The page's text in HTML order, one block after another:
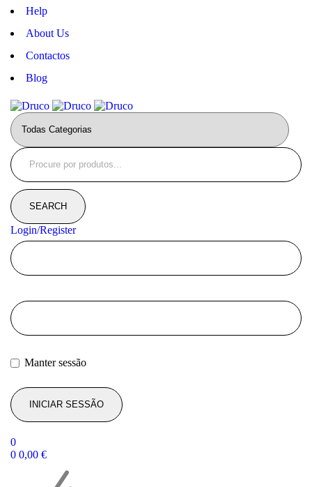
Help
About Us
Contactos
Blog
Login/Register
Manter sessão
0
0 0,00 €